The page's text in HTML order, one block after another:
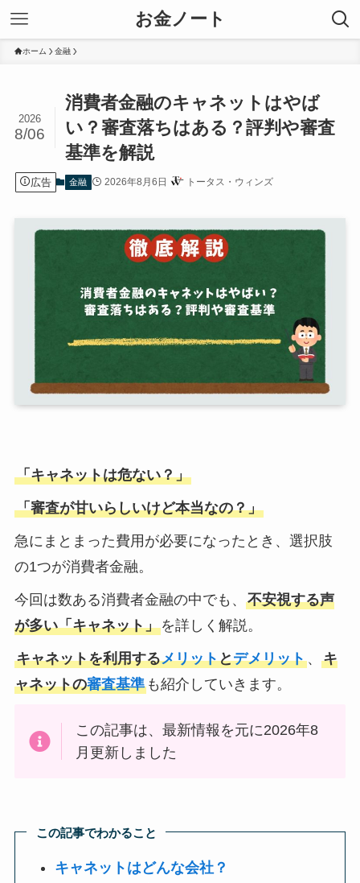
お金ノート
ホーム 金融
消費者金融のキャネットはやば
い？審査落ちはある？評判や審査
基準を解説
2026
8/06
広告 金融 2026年8月6日 トータス・ウィンズ
「キャネットは危ない？」
「審査が甘いらしいけど本当なの？」
急にまとまった費用が必要になったとき、選択肢
の1つが消費者金融。
今回は数ある消費者金融の中でも、 不安視する声
が多い「キャネット」を詳しく解説。
キャネットを利用するメリットとデメリット、 キ
ャネットの審査基準も紹介していきます。
この記事は、最新情報を元に2026年8
月更新しました
この記事でわかること
キャネットはどんな会社？